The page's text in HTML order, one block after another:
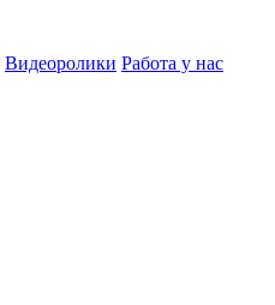
Видеоролики Работа у нас